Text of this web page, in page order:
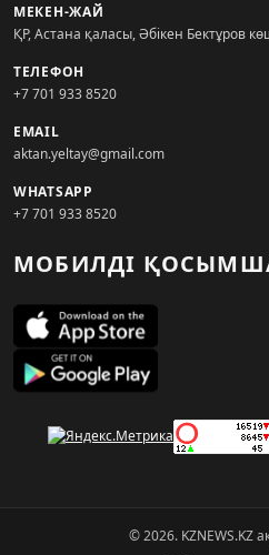
МЕКЕН-ЖАЙ
ҚР, Астана қаласы, Әбікен Бектұров
ТЕЛЕФОН
+7 701 933 8520
EMAIL
aktan.yeltay@gmail.com
WHATSAPP
+7 701 933 8520
МОБИЛДІ
© 2026. KZNEWS.KZ